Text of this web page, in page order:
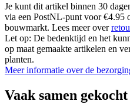
Je kunt dit artikel binnen 30
via een PostNL-punt voor €4.95
bouwmarkt. Lees meer over
Let op: De bedenktijd en het
op maat gemaakte artikelen en
planten.
Meer informatie over de
Vaak samen gekocht